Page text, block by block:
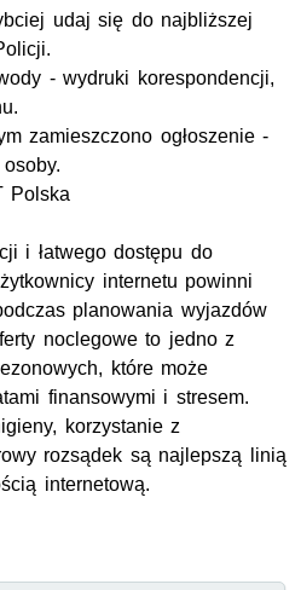
udaj się do najbliższej
- wydruki korespondencji,
zamieszczono ogłoszenie -
Polska
i łatwego dostępu do
internetu powinni
planowania wyjazdów
noclegowe to jedno z
które może
finansowymi i stresem.
korzystanie z
rozsądek są najlepszą linią
internetową.